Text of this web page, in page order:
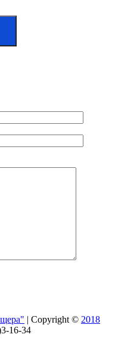
| Copyright © 2018
16-34